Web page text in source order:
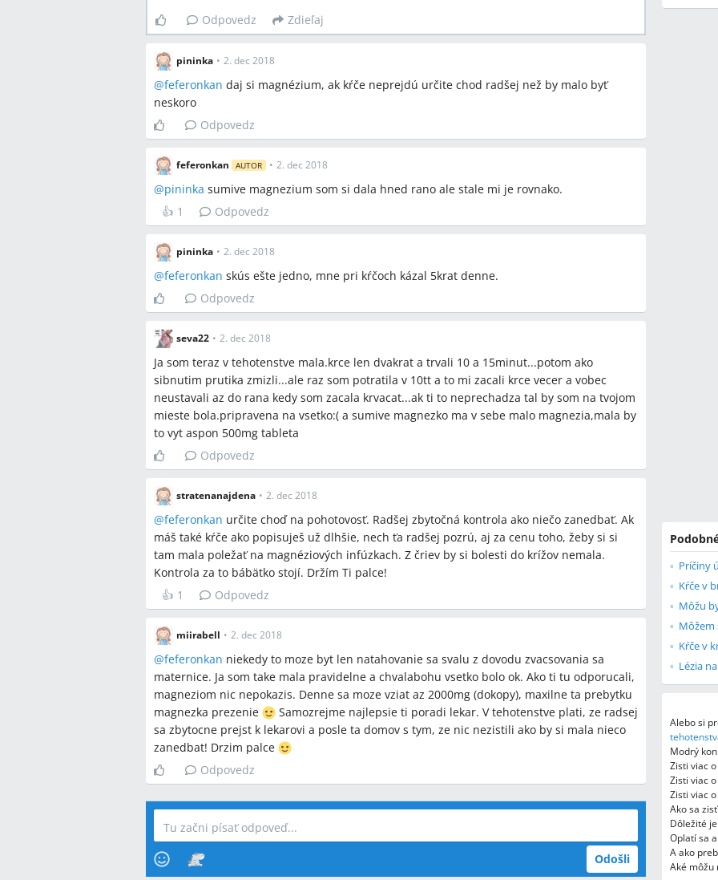
Odpovedz Zdieľaj
pininka • 2. dec 2018
@feferonkan daj si magnézium, ak kŕče neprejdú určite chod radšej než by malo byť
neskoro
Odpovedz
feferonkan AUTOR • 2. dec 2018
@pininka sumive magnezium som si dala hned rano ale stale mi je rovnako.
👍 1 Odpovedz
pininka • 2. dec 2018
@feferonkan skús ešte jedno, mne pri kŕčoch kázal 5krat denne.
Odpovedz
seva22 • 2. dec 2018
Ja som teraz v tehotenstve mala.krce len dvakrat a trvali 10 a 15minut...potom ako
sibnutim prutika zmizli...ale raz som potratila v 10tt a to mi zacali krce vecer a vobec
neustavali az do rana kedy som zacala krvacat...ak ti to neprechadza tal by som na tvojom
mieste bola.pripravena na vsetko:( a sumive magnezko ma v sebe malo magnezia,mala by
to vyt aspon 500mg tableta
Odpovedz
stratenanajdena • 2. dec 2018
@feferonkan určite choď na pohotovosť. Radšej zbytočná kontrola ako niečo zanedbať. Ak
máš také kŕče ako popisuješ už dlhšie, nech ťa radšej pozrú, aj za cenu toho, žeby si si
tam mala poležať na magnéziových infúzkach. Z čriev by si bolesti do krížov nemala.
Kontrola za to bábätko stojí. Držím Ti palce!
👍 1 Odpovedz
miirabell • 2. dec 2018
@feferonkan niekedy to moze byt len natahovanie sa svalu z dovodu zvacsovania sa
maternice. Ja som take mala pravidelne a chvalabohu vsetko bolo ok. Ako ti tu odporucali,
magneziom nic nepokazis. Denne sa moze vziat az 2000mg (dokopy), maxilne ta prebytku
magnezka prezenie
Samozrejme najlepsie ti poradi lekar. V tehotenstve plati, ze radsej
sa zbytocne prejst k lekarovi a posle ta domov s tym, ze nic nezistili ako by si mala nieco
zanedbat! Drzim palce
Odpovedz
Odošli
Príčiny
Kŕče v
Môžu
Kŕče v
Lézia
Alebo si
Modrý
Zisti viac o
Zisti viac o
Zisti viac o
Ako sa
Dôležité
Oplatí sa
A ako
Aké